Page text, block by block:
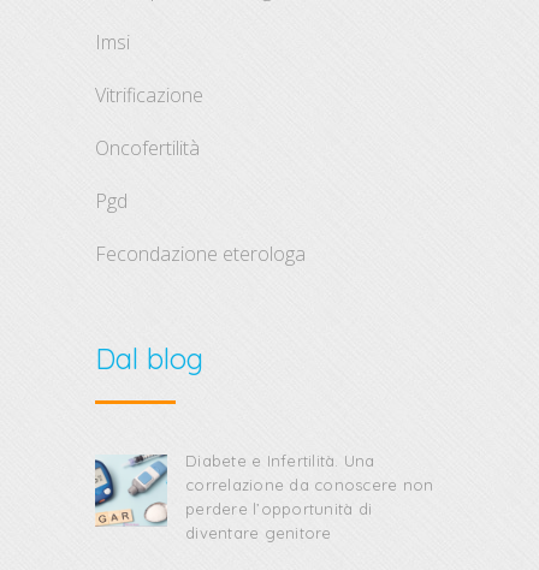
imsi
vitrificazione
oncofertilità
pgd
fecondazione eterologa
Dal blog
Diabete e Infertilità. Una
correlazione da conoscere non
perdere l’opportunità di
diventare genitore